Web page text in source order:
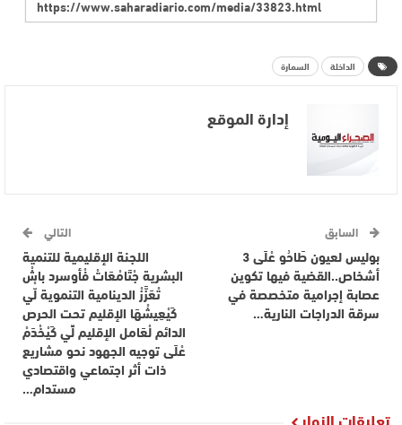
الداخلة السمارة
إدارة الموقع
السابق
بوليس لعيون طَاحُو عْلَى 3
أشخاص..القضية فيها تكوين
عصابة إجرامية متخصصة في
سرقة الدراجات النارية…
التالي
اللجنة الإقليمية للتنمية
البشرية جْتَامْعَاتْ فْأوسرد باشْ
تْعَزَّزْ الدينامية التنموية لّْي
كَيْعِيشْهَا الإقليم تحت الحرص
الدائم لْعَامل الإقليم لِّي كَيْخْدَمْ
عْلَى توجيه الجهود نحو مشاريع
ذات أثر اجتماعي واقتصادي
مستدام…